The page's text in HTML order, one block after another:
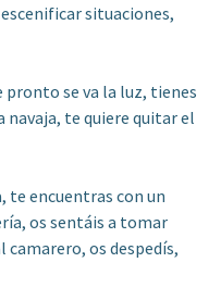
situaciones,
pronto se va la luz, tienes
navaja, te quiere quitar el
te encuentras con un
os sentáis a tomar
camarero, os despedís,